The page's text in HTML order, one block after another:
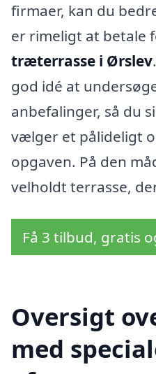
firmaer, kan du
er rimeligt at betale
træterrasse i Ørslev
god idé at
anbefalinger, så du
vælger et pålideligt
opgaven. På den
velholdt terrasse,
Få 3 tilbud, gratis
Oversigt
med